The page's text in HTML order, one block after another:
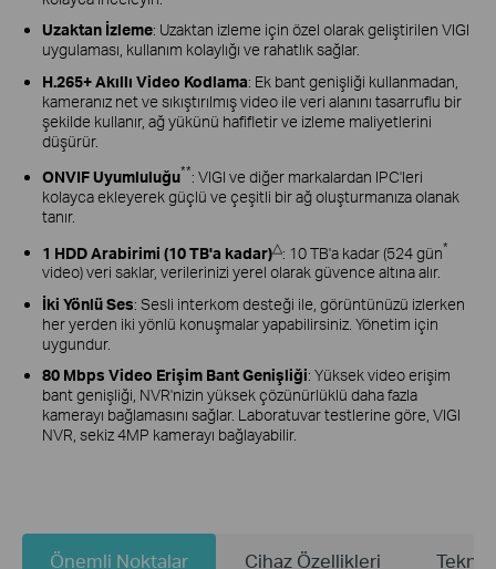
Uzaktan İzleme: Uzaktan izleme için özel olarak geliştirilen VIGI
uygulaması, kullanım kolaylığı ve rahatlık sağlar.
H.265+ Akıllı Video Kodlama: Ek bant genişliği kullanmadan,
kameranız net ve sıkıştırılmış video ile veri alanını tasarruflu bir
şekilde kullanır, ağ yükünü hafifletir ve izleme maliyetlerini
düşürür.
ONVIF Uyumluluğu**: VIGI ve diğer markalardan IPC'leri
kolayca ekleyerek güçlü ve çeşitli bir ağ oluşturmanıza olanak
tanır.
1 HDD Arabirimi (10 TB'a kadar)△: 10 TB'a kadar (524 gün*
video) veri saklar, verilerinizi yerel olarak güvence altına alır.
İki Yönlü Ses: Sesli interkom desteği ile, görüntünüzü izlerken
her yerden iki yönlü konuşmalar yapabilirsiniz. Yönetim için
uygundur.
80 Mbps Video Erişim Bant Genişliği: Yüksek video erişim
bant genişliği, NVR'nizin yüksek çözünürlüklü daha fazla
kamerayı bağlamasını sağlar. Laboratuvar testlerine göre, VIGI
NVR, sekiz 4MP kamerayı bağlayabilir.
Önemli Noktalar Cihaz Özellikleri